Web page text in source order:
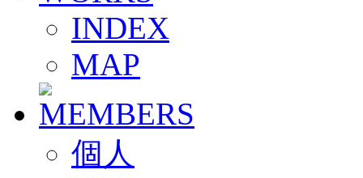
INDEX
MAP
個人